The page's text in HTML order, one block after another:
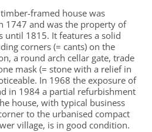
framed house was
1747 and was the property of
until 1815. It features a solid
corners (= cants) on the
a round arch cellar gate, trade
mask (= stone with a relief in
In 1968 the exposure of
in 1984 a partial refurbishment
house, with typical business
to the urbanised compact
village, is in good condition.